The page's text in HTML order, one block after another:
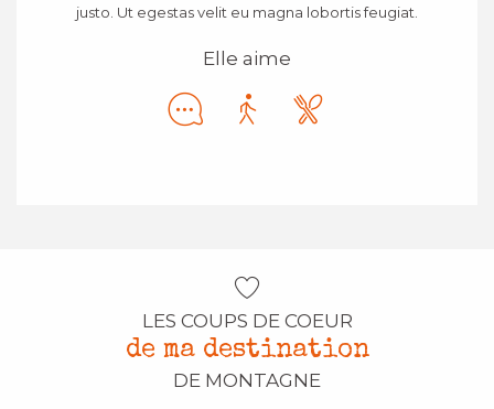
justo. Ut egestas velit eu magna lobortis feugiat.
Elle aime
LES COUPS DE COEUR
de ma destination
DE MONTAGNE